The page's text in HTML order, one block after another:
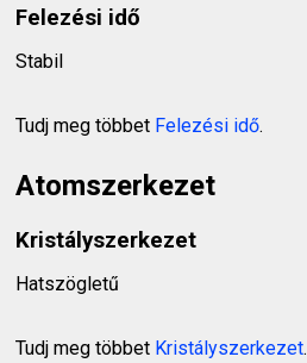
Felezési idő
Stabil
Tudj meg többet Felezési idő.
Atomszerkezet
Kristályszerkezet
Hatszögletű
Tudj meg többet Kristályszerkezet.